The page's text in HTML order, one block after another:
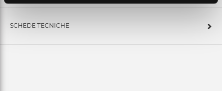
SCHEDE TECNICHE